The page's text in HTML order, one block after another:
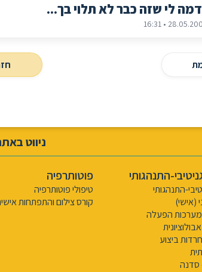
לי שזה כבר לא תלוי בך...
28.05.2005 •
ניווט
התנהגותי
התנהגותי
(אישי)
הפעלה
ביצוע
סדנה
פוטותרפיה
טיפולי פוטותרפיה
קורס צילום והתפתחות